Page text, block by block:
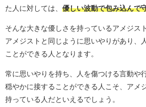
た人に対しては、 優しい波動で包み込んで
そんな大きな優しさを持っているアメジス
アメジストと同じように思いやりがあり、
ことができる人となります。
常に思いやりを持ち、人を傷つける言動や
穏やかに接することができる人こそ、アメ
持っている人だといえるでしょう。